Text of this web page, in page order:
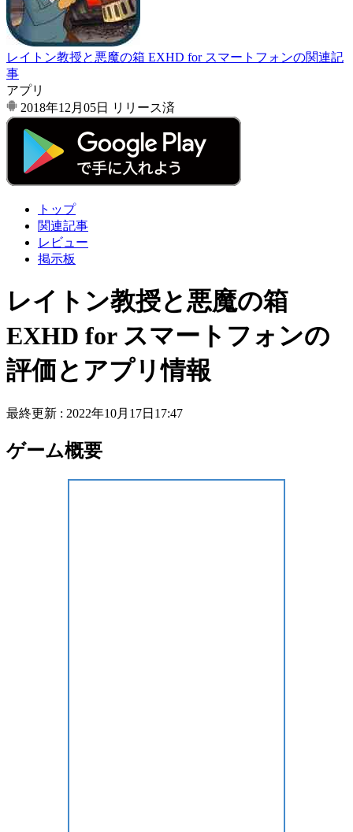
レイトン教授と悪魔の箱 EXHD for スマートフォンの関連記
事
アプリ
2018年12月05日
リリース済
トップ
関連記事
レビュー
掲示板
レイトン教授と悪魔の箱
EXHD for スマートフォンの
評価とアプリ情報
最終更新 : 2022年10月17日17:47
ゲーム概要